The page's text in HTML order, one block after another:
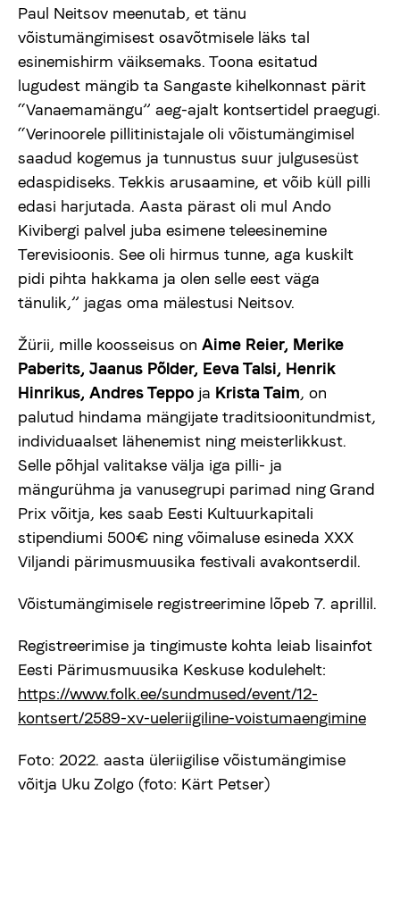
Paul Neitsov meenutab, et tänu
võistumängimisest osavõtmisele läks tal
esinemishirm väiksemaks. Toona esitatud
lugudest mängib ta Sangaste kihelkonnast pärit
“Vanaemamängu” aeg-ajalt kontsertidel praegugi.
“Verinoorele pillitinistajale oli võistumängimisel
saadud kogemus ja tunnustus suur julgusesüst
edaspidiseks. Tekkis arusaamine, et võib küll pilli
edasi harjutada. Aasta pärast oli mul Ando
Kivibergi palvel juba esimene teleesinemine
Terevisioonis. See oli hirmus tunne, aga kuskilt
pidi pihta hakkama ja olen selle eest väga
tänulik,” jagas oma mälestusi Neitsov.
Žürii, mille koosseisus on Aime Reier, Merike
Paberits, Jaanus Põlder, Eeva Talsi, Henrik
Hinrikus, Andres Teppo ja Krista Taim, on
palutud hindama mängijate traditsioonitundmist,
individuaalset lähenemist ning meisterlikkust.
Selle põhjal valitakse välja iga pilli- ja
mängurühma ja vanusegrupi parimad ning Grand
Prix võitja, kes saab Eesti Kultuurkapitali
stipendiumi 500€ ning võimaluse esineda XXX
Viljandi pärimusmuusika festivali avakontserdil.
Võistumängimisele registreerimine lõpeb 7. aprillil.
Registreerimise ja tingimuste kohta leiab lisainfot
Eesti Pärimusmuusika Keskuse kodulehelt:
https://www.folk.ee/sundmused/event/12-
kontsert/2589-xv-ueleriigiline-voistumaengimine
Foto: 2022. aasta üleriigilise võistumängimise
võitja Uku Zolgo (foto: Kärt Petser)